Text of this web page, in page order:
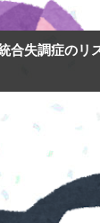
合失調症のリ